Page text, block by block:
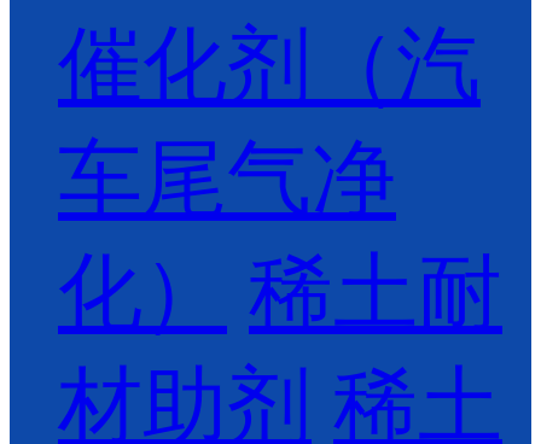
催化剂（汽
车尾气净
化）
稀土耐
材助剂 稀土